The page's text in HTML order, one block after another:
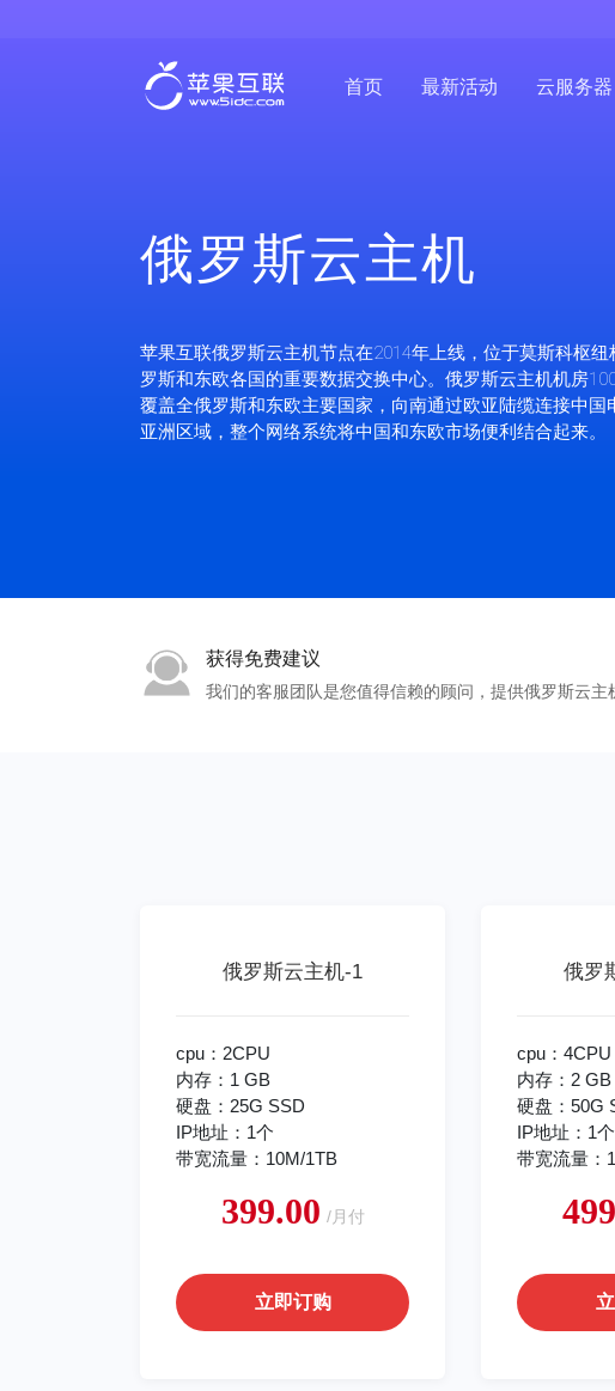
首页 最新活动 云服务器
俄罗斯云主机
苹果互联俄罗斯云主机节点在2014年上线，位于莫斯科枢
罗斯和东欧各国的重要数据交换中心。俄罗斯云主机机房
覆盖全俄罗斯和东欧主要国家，向南通过欧亚陆缆连接中国
亚洲区域，整个网络系统将中国和东欧市场便利结合起来。
获得免费建议
我们的客服团队是您值得信赖的顾问，提供俄罗斯云主
俄罗斯云主机-1
cpu：2CPU
内存：1 GB
硬盘：25G SSD
IP地址：1个
带宽流量：10M/1TB
399.00 /月付
立即订购
俄罗
cpu：4CPU
内存：2 GB
硬盘：50G
IP地址：1个
带宽流量：